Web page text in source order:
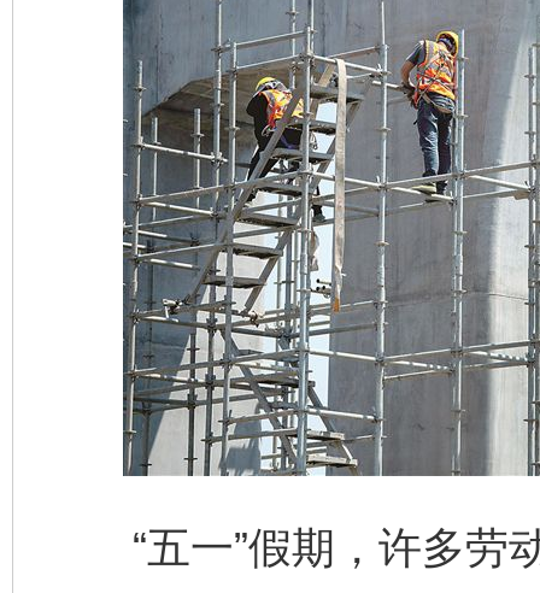
“五一”假期，许多劳